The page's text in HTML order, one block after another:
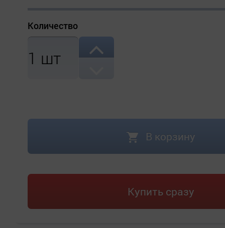
Количество
1 шт
В корзину
Купить сразу